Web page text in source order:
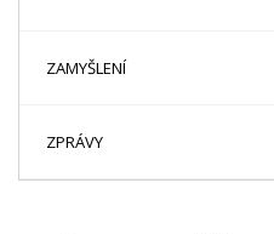
ZAMYŠLENÍ
ZPRÁVY